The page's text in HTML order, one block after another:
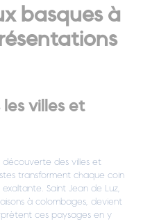
basques à
villes et
découverte des villes et
transforment chaque coin
Saint Jean de Luz,
à colombages, devient
ces paysages en y